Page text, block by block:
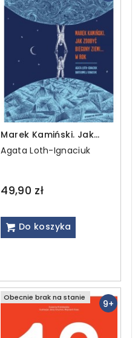
Marek Kamiński. Jak
zdobyć bieguny Ziemi… w
rok
Agata Loth-Ignaciuk
49,90 zł
Do koszyka
9+
Obecnie brak na stanie